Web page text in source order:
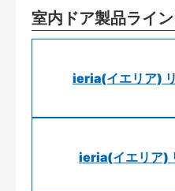
室内ドア製品ライ
ieria(イエリア)
ieria(イエリア)